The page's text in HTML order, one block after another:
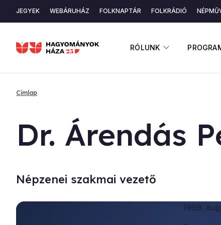
tartalomra
RÓLUNK ALMENÜ
Másodlagos
JEGYEK WEBÁRUHÁZ FOLKNAPTÁR FOLKRÁDIÓ
Címlap
Dr. Áren­dás
Népzenei szakmai vezető
1969.